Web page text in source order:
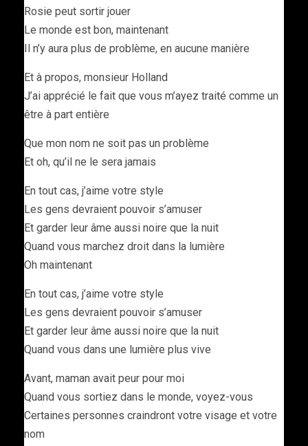
Rosie peut sortir jouer
Le monde est bon, maintenant
Il n’y aura plus de problème, en aucune manière
Et à propos, monsieur Holland
J’ai apprécié le fait que vous m’ayez traité comme un
être à part entière
Que mon nom ne soit pas un problème
Et oh, qu’il ne le sera jamais
En tout cas, j’aime votre style
Les gens devraient pouvoir s’amuser
Et garder leur âme aussi noire que la nuit
Quand vous marchez droit dans la lumière
Oh maintenant
En tout cas, j’aime votre style
Les gens devraient pouvoir s’amuser
Et garder leur âme aussi noire que la nuit
Quand vous dans une lumière plus vive
Avant, maman avait peur pour moi
Quand vous sortiez dans le monde, voyez-vous
Certaines personnes craindront votre visage et votre
nom